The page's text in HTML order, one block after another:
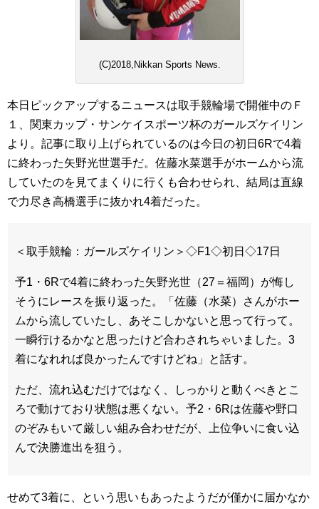
(C)2018,Nikkan Sports News.
本日ピックアップするニュースは取手競輪場で開催中のＦ
１、関東カップ・サンケイスポーツ杯のガールズケイリン
より。記事に取り上げられているのは今日の初日6Rで4着
に終わった矢野光世選手だ。佐藤水菜選手がホームから流
していたのを見てまくりに行くも合わせられ、結局は直線
で力尽き高橋選手に抜かれ4着だった。
＜取手競輪：ガールズケイリン＞◇F1◇初日◇17日
予1・6Rで4着に終わった矢野光世（27＝福岡）が悔し
そうにレースを振り返った。「佐藤（水菜）さんがホー
ムから流していたし、あそこしかないと思って行って。
一瞬行けるかなと思ったけど合わされちゃいました。3
着になれれば良かったんですけどね」と話す。
ただ、流れ込むだけではなく、しっかりと動くべきとこ
ろで動けており状態は悪くない。予2・6Rは佐藤や野口
のぞみもいて厳しい組み合わせだが、上位争いに食い込
んで決勝進出を狙う。
せめて3着に、という思いもあったようだが僅かに届かなか